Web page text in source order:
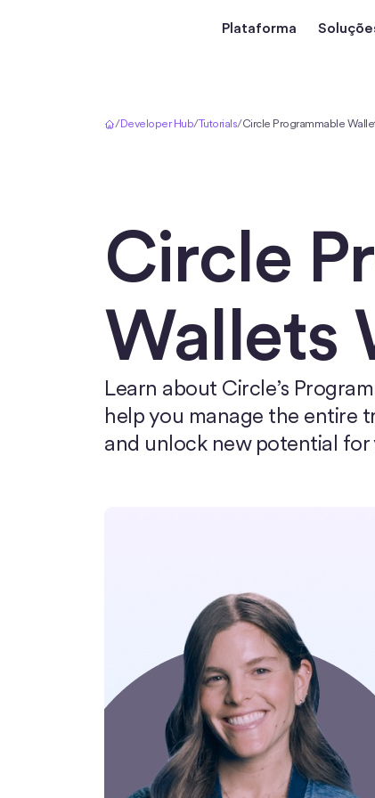
Plataforma
/Developer Hub/Tutorials/Circle Programmable
Circle
Wallets
Learn about Circle’s
help you manage the entire
and unlock new potential for